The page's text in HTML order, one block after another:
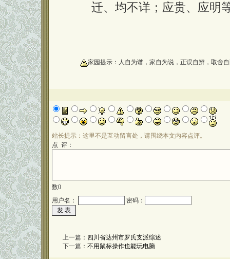
迁、均不详；应贵、应明
家园提示：人自为谱，家自为说，正误自辨，取舍
站长提示：这里不是互动留言处，请围绕本文内容点评。
点 评：
数0
用户名：
密码：
上一篇： 四川省达州市罗氏支派综述
下一篇： 不用鼠标操作也能玩电脑